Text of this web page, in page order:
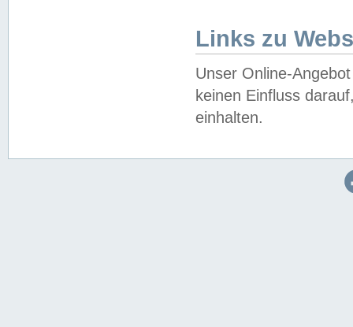
Links zu
Unser Online-
keinen Einfluss
einhalten.